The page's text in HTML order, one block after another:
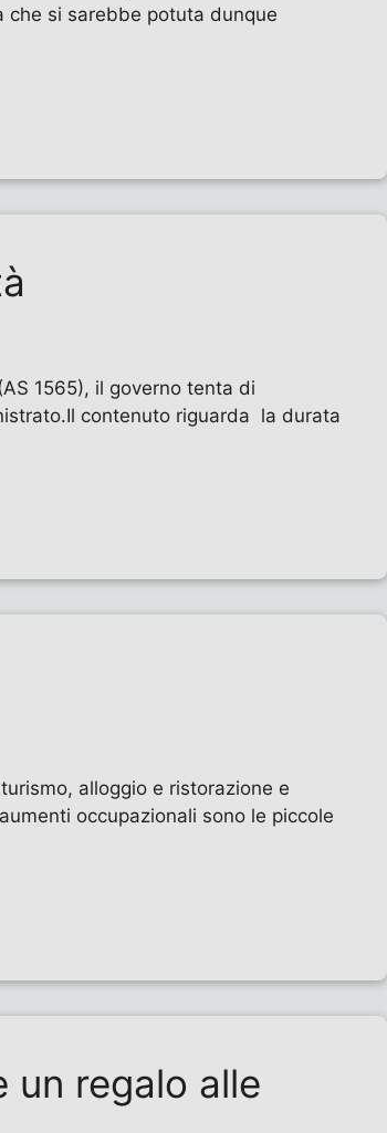
che si sarebbe potuta dunque
1565), il governo tenta di
contenuto riguarda la durata
alloggio e ristorazione e
occupazionali sono le piccole
regalo alle